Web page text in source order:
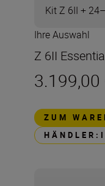
Kit Z 6II +
Ihre Auswahl
Z 6II
3.199,00
ZUM